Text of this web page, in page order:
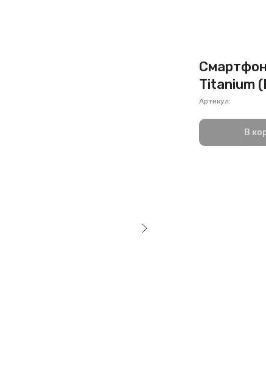
Titanium
Артикул:
В